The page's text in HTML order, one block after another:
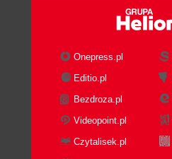
Onepress.pl
Editio.pl
Bezdroza.pl
Videopoint.pl
Czytalisek.pl